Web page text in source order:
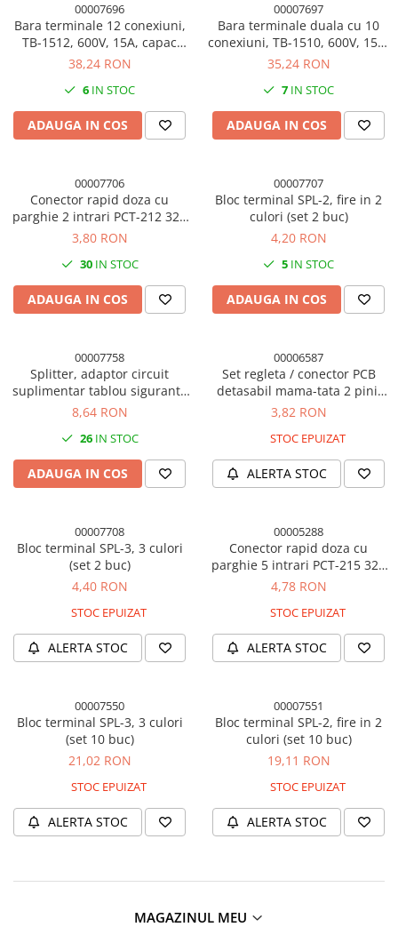
00007696
Bara terminale 12 conexiuni,
TB-1512, 600V, 15A, capac
protectie
38,24 RON
6 IN STOC
ADAUGA IN COS
00007697
Bara terminale duala cu 10
conexiuni, TB-1510, 600V, 15A,
capac protectie
35,24 RON
7 IN STOC
ADAUGA IN COS
00007706
Conector rapid doza cu
parghie 2 intrari PCT-212 32A
(set 2 conectori)
3,80 RON
30IN STOC
ADAUGA IN COS
00007707
Bloc terminal SPL-2, fire in 2
culori (set 2 buc)
4,20 RON
5 IN STOC
ADAUGA IN COS
00007758
Splitter, adaptor circuit
suplimentar tablou sigurante
auto, siguranta mini, max
8,64 RON
26IN STOC
ADAUGA IN COS
00006587
Set regleta / conector PCB
detasabil mama-tata 2 pini,
pas 5mm, 2EDG/2EDGRK (1
3,82 RON
STOC EPUIZAT
ALERTA STOC
00007708
Bloc terminal SPL-3, 3 culori
(set 2 buc)
4,40 RON
STOC EPUIZAT
ALERTA STOC
00005288
Conector rapid doza cu
parghie 5 intrari PCT-215 32A
(2 buc)
4,78 RON
STOC EPUIZAT
ALERTA STOC
00007550
Bloc terminal SPL-3, 3 culori
(set 10 buc)
21,02 RON
STOC EPUIZAT
ALERTA STOC
00007551
Bloc terminal SPL-2, fire in 2
culori (set 10 buc)
19,11 RON
STOC EPUIZAT
ALERTA STOC
MAGAZINUL MEU